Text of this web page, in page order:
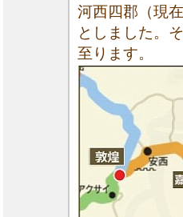
河西四郡（現
としました。
至ります。